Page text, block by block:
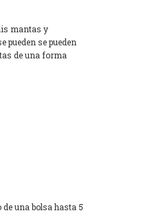
mantas y
pueden se pueden
de una forma
una bolsa hasta 5